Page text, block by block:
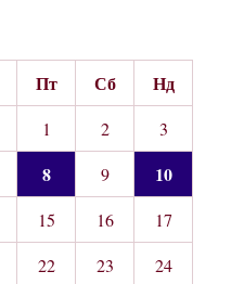
Пт Сб Нд
1 2 3
8 9
10
15 16
17
22 23 24